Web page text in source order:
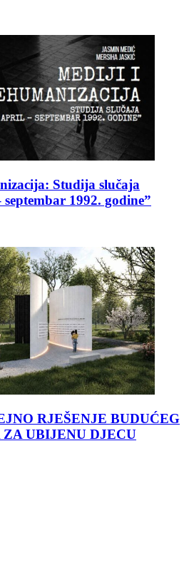
Studija slučaja
1992. godine”
RJEŠENJE BUDUĆEG
UBIJENU DJECU